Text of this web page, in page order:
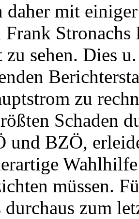
daher mit
Frank
zu sehen. Dies
zu
Schaden
und BZÖ,
müssen.
durchaus zum